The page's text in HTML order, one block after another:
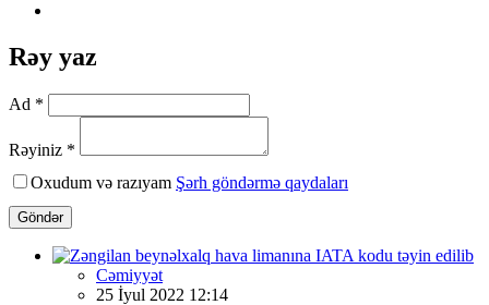
Rəy yaz
Ad *
Rəyiniz *
Oxudum və razıyam Şərh göndərmə qaydaları
Göndər
Cəmiyyət
25 İyul 2022 12:14